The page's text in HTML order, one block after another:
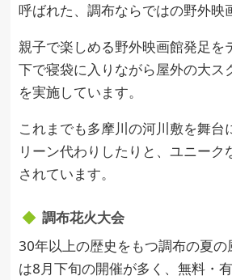
呼ばれた、調布ならではの野外映
親子で楽しめる野外映画館発足を
下で寝袋に入りながら屋外の大ス
を実施しています。
これまでも多摩川の河川敷を舞台
リーン代わりしたりと、ユニーク
されています。
調布花火大会
30年以上の歴史をもつ調布の夏
は8月下旬の開催が多く、無料・